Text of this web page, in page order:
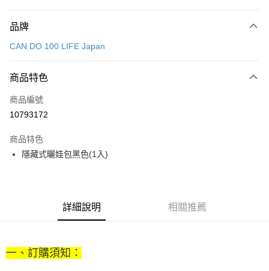
信用卡一次付款
Apple Pay
街口支付
Google Pay
流程，驗證手機門號後，選擇欲分期的期數、繳款截止日，確認付款後即完
成交易。
【關於「AFTEE先享後付」】
品牌
CAN DO 100 LIFE Japan
商品特色
商品編號
10793172
商品特色
隱藏式曬娃包黑色(1入)
詳細說明 相關推薦
一、訂購須知：